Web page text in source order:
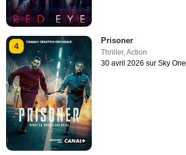
4
Prisoner
Thriller,Action
30 avril 2026 sur Sky One